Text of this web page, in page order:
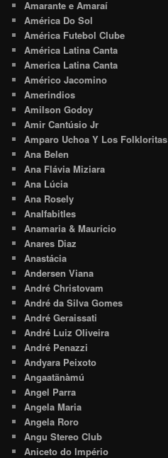
Amarante e Amaraí
América Do Sol
América Futebol Clube
América Latina Canta
America Latina Canta
Américo Jacomino
Amerindios
Amilson Godoy
Amir Cantúsio Jr
Amparo Uchoa Y Los Folkloritas
Ana Belen
Ana Flávia Miziara
Ana Lúcia
Ana Rosely
Analfabitles
Anamaria & Maurício
Anares Diaz
Anastácia
Andersen Viana
André Christovam
André da Silva Gomes
André Geraissati
André Luiz Oliveira
André Penazzi
Andyara Peixoto
Angaatãnàmú
Angel Parra
Angela Maria
Angela Roro
Angu Stereo Club
Aniceto do Império